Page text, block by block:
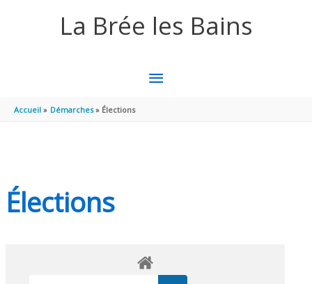
La Brée les Bains
MENU
Accueil Démarches Élections
Élections